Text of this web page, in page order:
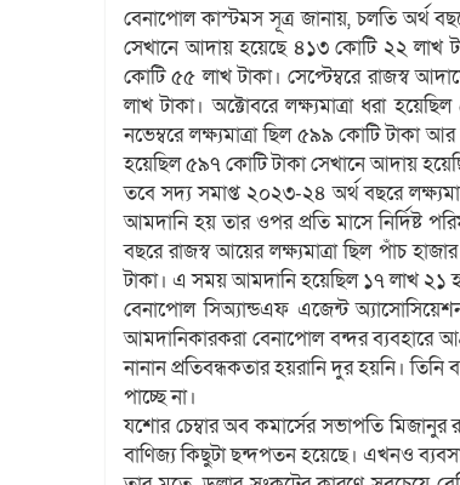
বেনাপোল কাস্টমস সূত্র জানায়, চলতি অর্থ
সেখানে আদায় হয়েছে ৪১৩ কোটি ২২ লাখ
কোটি ৫৫ লাখ টাকা। সেপ্টেম্বরে রাজস্ব
লাখ টাকা। অক্টোবরে লক্ষ্যমাত্রা ধরা
নভেম্বরে লক্ষ্যমাত্রা ছিল ৫৯৯ কোটি টাকা
হয়েছিল ৫৯৭ কোটি টাকা সেখানে আদায়
তবে সদ্য সমাপ্ত ২০২৩-২৪ অর্থ বছরে
আমদানি হয় তার ওপর প্রতি মাসে নির্দিষ্ট
বছরে রাজস্ব আয়ের লক্ষ্যমাত্রা ছিল পাঁচ
টাকা। এ সময় আমদানি হয়েছিল ১৭ লাখ ২১
বেনাপোল সিঅ্যান্ডএফ এজেন্ট
আমদানিকারকরা বেনাপোল বন্দর ব্যবহারে
নানান প্রতিবন্ধকতার হয়রানি দুর হয়নি।
পাচ্ছে না।
যশোর চেম্বার অব কমার্সের সভাপতি
বাণিজ্য কিছুটা ছন্দপতন হয়েছে। এখনও